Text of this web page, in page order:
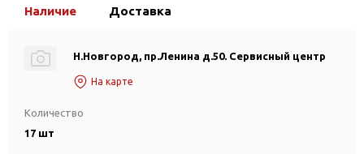
Наличие Доставка
Н.Новгород, пр.Ленина д.50. Сервисный центр
На карте
Количество
17 шт